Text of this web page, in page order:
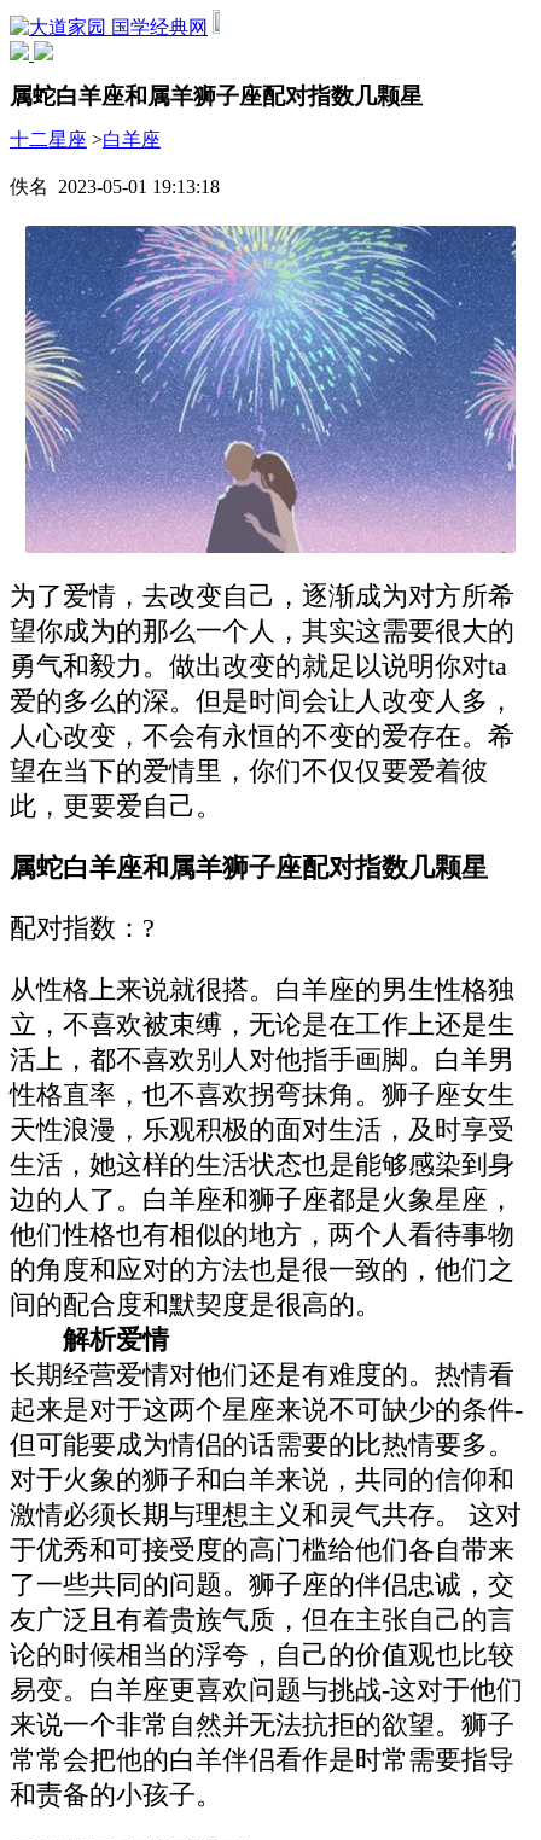
国学经典网
属蛇白羊座和属羊狮子座配对指数几颗星
十二星座 >白羊座
佚名 2023-05-01 19:13:18
为了爱情，去改变自己，逐渐成为对方所希
望你成为的那么一个人，其实这需要很大的
勇气和毅力。做出改变的就足以说明你对ta
爱的多么的深。但是时间会让人改变人多，
人心改变，不会有永恒的不变的爱存在。希
望在当下的爱情里，你们不仅仅要爱着彼
此，更要爱自己。
属蛇白羊座和属羊狮子座配对指数几颗星
配对指数：?
从性格上来说就很搭。白羊座的男生性格独
立，不喜欢被束缚，无论是在工作上还是生
活上，都不喜欢别人对他指手画脚。白羊男
性格直率，也不喜欢拐弯抹角。狮子座女生
天性浪漫，乐观积极的面对生活，及时享受
生活，她这样的生活状态也是能够感染到身
边的人了。白羊座和狮子座都是火象星座，
他们性格也有相似的地方，两个人看待事物
的角度和应对的方法也是很一致的，他们之
间的配合度和默契度是很高的。
解析爱情
长期经营爱情对他们还是有难度的。热情看
起来是对于这两个星座来说不可缺少的条件-
但可能要成为情侣的话需要的比热情要多。
对于火象的狮子和白羊来说，共同的信仰和
激情必须长期与理想主义和灵气共存。 这对
于优秀和可接受度的高门槛给他们各自带来
了一些共同的问题。狮子座的伴侣忠诚，交
友广泛且有着贵族气质，但在主张自己的言
论的时候相当的浮夸，自己的价值观也比较
易变。白羊座更喜欢问题与挑战-这对于他们
来说一个非常自然并无法抗拒的欲望。狮子
常常会把他的白羊伴侣看作是时常需要指导
和责备的小孩子。